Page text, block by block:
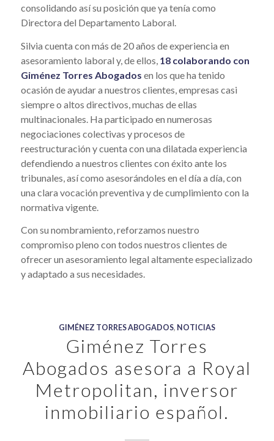
consolidando así su posición que ya tenía como
Directora del Departamento Laboral.
Silvia cuenta con más de 20 años de experiencia en
asesoramiento laboral y, de ellos, 18 colaborando con
Giménez Torres Abogados en los que ha tenido
ocasión de ayudar a nuestros clientes, empresas casi
siempre o altos directivos, muchas de ellas
multinacionales. Ha participado en numerosas
negociaciones colectivas y procesos de
reestructuración y cuenta con una dilatada experiencia
defendiendo a nuestros clientes con éxito ante los
tribunales, así como asesorándoles en el día a día, con
una clara vocación preventiva y de cumplimiento con la
normativa vigente.
Con su nombramiento, reforzamos nuestro
compromiso pleno con todos nuestros clientes de
ofrecer un asesoramiento legal altamente especializado
y adaptado a sus necesidades.
GIMÉNEZ TORRES ABOGADOS, NOTICIAS
Giménez Torres
Abogados asesora a Royal
Metropolitan, inversor
inmobiliario español.